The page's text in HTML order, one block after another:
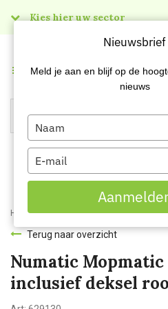
Kies hier uw sector
Menu
Home Webshop Schoonmaakartikelen
Terug naar overzicht
Numatic
inclusief deksel
Nieuwsbrief
Meld je aan en blijf op de
nieuws
Type
your
name
Type
your
email